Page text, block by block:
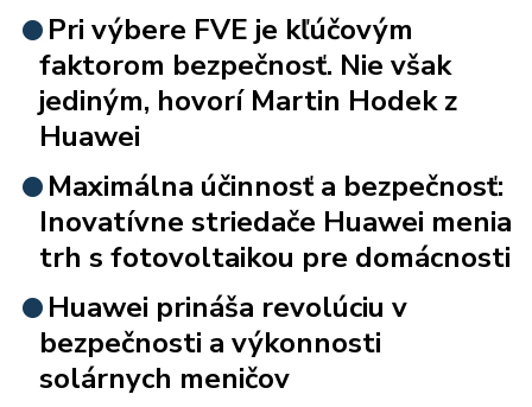
Pri výbere FVE je kľúčovým
faktorom bezpečnosť. Nie však
jediným, hovorí Martin Hodek z
Huawei
Maximálna účinnosť a bezpečnosť:
Inovatívne striedače Huawei menia
trh s fotovoltaikou pre domácnosti
Huawei prináša revolúciu v
bezpečnosti a výkonnosti
solárnych meničov